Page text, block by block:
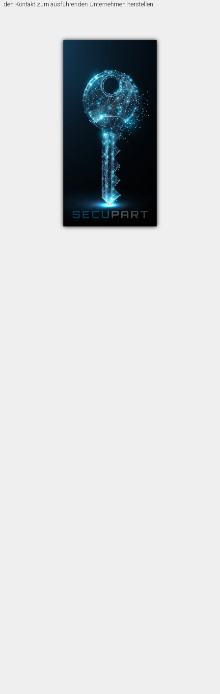
den Kontakt zum ausführenden Unternehmen herstellen.